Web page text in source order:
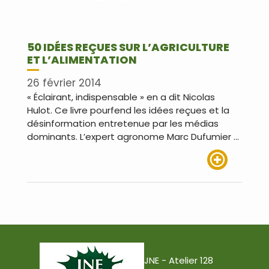
50 IDÉES REÇUES SUR L’AGRICULTURE
ET L’ALIMENTATION
26 février 2014
« Éclairant, indispensable » en a dit Nicolas
Hulot. Ce livre pourfend les idées reçues et la
désinformation entretenue par les médias
dominants. L’expert agronome Marc Dufumier …
JNE - Atelier 128